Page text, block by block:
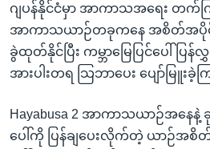
ကျော်
ရန်
ဂျပန်နိုင်ငံမှာ အာကာသအရေး တက်
အာကာသယာဉ်တခုကနေ အစိတ်အပိုင်
ခွဲထုတ်နိုင်ပြီး ကမ္ဘာမြေပြင်ပေါ်
အားပါးတရ သြဘာပေး ပျော်မြူးခဲ့
Hayabusa 2 အာကာသယာဉ်အနေနဲ့ ခု
ပေါ်ကို ပြန်ချပေးလိုက်တဲ့ ယာဉ်အစိ